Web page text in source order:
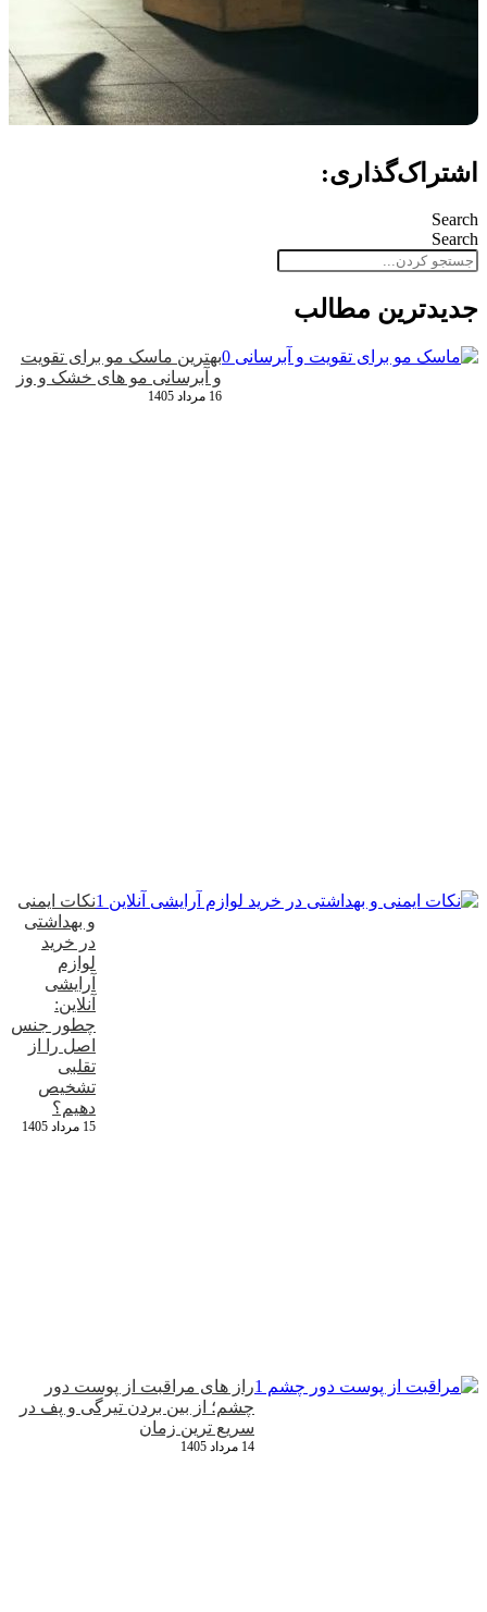
اشتراک‌گذاری:
Search
Search
جدید‌ترین مطالب
بهترین ماسک مو برای تقویت
و آبرسانی مو های خشک و وز
16 مرداد 1405
نکات ایمنی
و بهداشتی
در خرید
لوازم
آرایشی
آنلاین:
چطور جنس
اصل را از
تقلبی
تشخیص
دهیم؟
15 مرداد 1405
راز های مراقبت از پوست دور
چشم؛ از بین بردن تیرگی و پف در
سریع‌ ترین زمان
14 مرداد 1405